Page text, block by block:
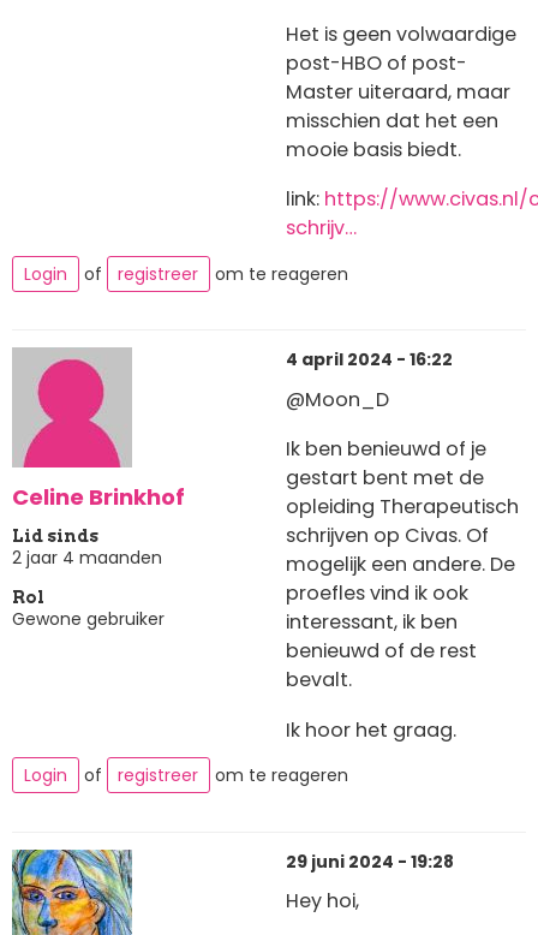
Het is geen volwaardige
post-HBO of post-
Master uiteraard, maar
misschien dat het een
mooie basis biedt.
link: https://
schrijv…
Login of registreer om te reageren
Celine Brinkhof
Lid sinds
2 jaar 4 maanden
Rol
Gewone gebruiker
4 april 2024 - 16:22
@Moon_D
Ik ben benieuwd of je
gestart bent met de
opleiding Therapeutisch
schrijven op Civas. Of
mogelijk een andere. De
proefles vind ik ook
interessant, ik ben
benieuwd of de rest
bevalt.
Ik hoor het graag.
Login of registreer om te reageren
29 juni 2024 - 19:28
Hey hoi,